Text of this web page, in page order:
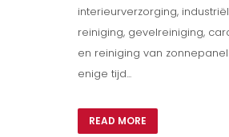
interieurverzorging,
reiniging, gevelreiniging,
en reiniging van
enige tijd...
READ MORE